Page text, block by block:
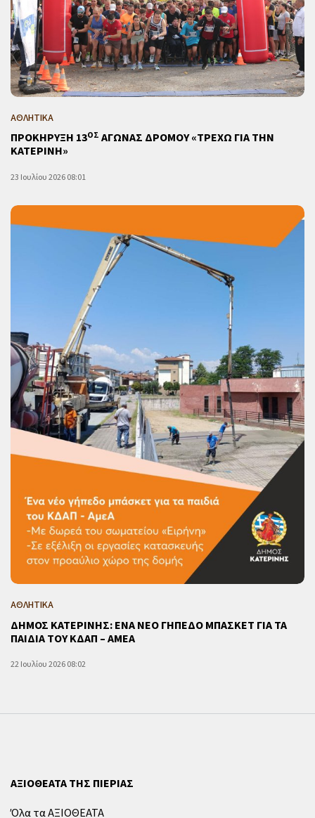
ΑΘΛΗΤΙΚΑ
ΠΡΟΚΗΡΥΞΗ 13ΟΣ ΑΓΩΝΑΣ ΔΡΟΜΟΥ «ΤΡΕΧΩ ΓΙΑ ΤΗΝ
ΚΑΤΕΡΙΝΗ»
23 Ιουλίου 2026 08:01
ΑΘΛΗΤΙΚΑ
ΔΗΜΟΣ ΚΑΤΕΡΙΝΗΣ: ΕΝΑ ΝΕΟ ΓΗΠΕΔΟ ΜΠΑΣΚΕΤ ΓΙΑ ΤΑ
ΠΑΙΔΙΑ ΤΟΥ ΚΔΑΠ – ΑΜΕΑ
22 Ιουλίου 2026 08:02
ΑΞΙΟΘΕΑΤΑ ΤΗΣ ΠΙΕΡΙΑΣ
Όλα τα ΑΞΙΟΘΕΑΤΑ